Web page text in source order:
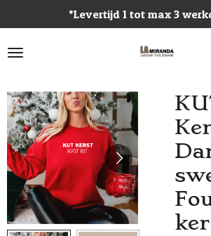
direct
naar
*Levertijd 1 tot max 3